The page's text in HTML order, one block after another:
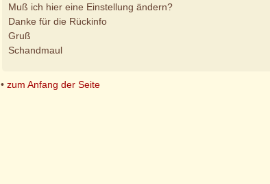
Muß ich hier eine Einstellung ändern?
Danke für die Rückinfo
Gruß
Schandmaul
•zum Anfang der Seite